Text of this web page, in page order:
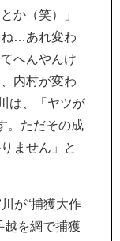
か（笑）」
ね…あれ変わ
へんやんけ
内村が変わ
は、「ヤツが
。ただその成
ません」と
が“捕獲大作
越を網で捕獲